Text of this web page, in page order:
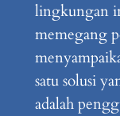
lingkungan
memegang
satu solusi
adalah